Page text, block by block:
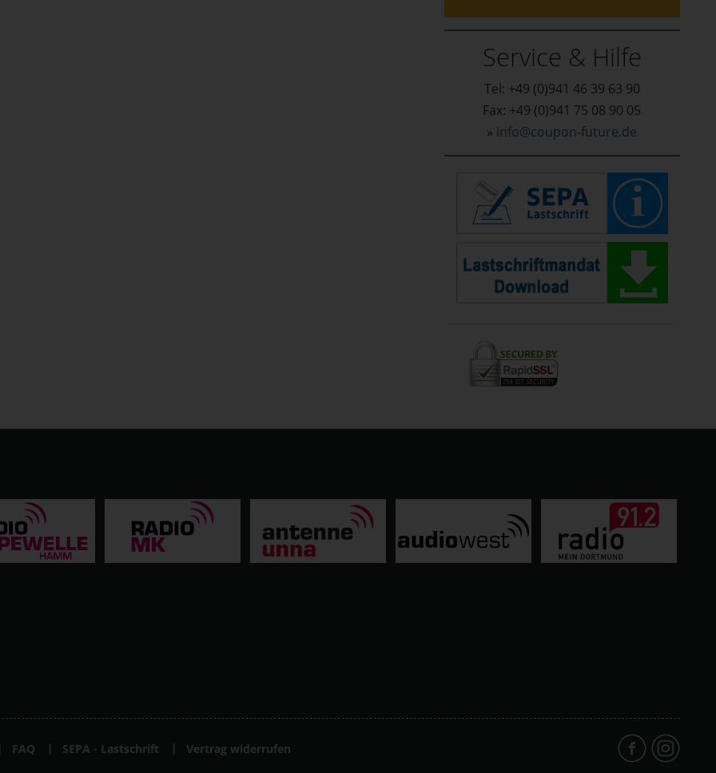
Service & Hilfe
Tel: +49 (0)941 46 39 63 90
Fax: +49 (0)941 75 08 90 05
» info@coupon-future.de
FAQ SEPA - Lastschrift Vertrag widerrufen